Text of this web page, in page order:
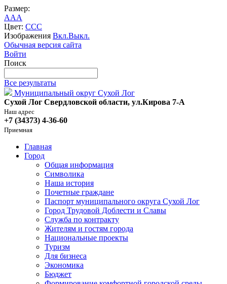
Размер:
AAA
Цвет: CCC
Изображения Вкл.Выкл.
Обычная версия сайта
Войти
Поиск
Все результаты
Муниципальный округ Сухой Лог
Сухой Лог Свердловской области, ул.Кирова 7-А
Наш адрес
+7 (34373) 4-36-60
Приемная
Главная
Город
Общая информация
Символика
Наша история
Почетные граждане
Паспорт муниципального округа Сухой Лог
Город Трудовой Доблести и Славы
Служба по контракту
Жителям и гостям города
Национальные проекты
Туризм
Для бизнеса
Экономика
Бюджет